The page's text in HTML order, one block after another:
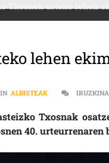
Txosnek urteko lehen
lehen
IN ALBISTEAK
Txosnak
40. urteurrenaren